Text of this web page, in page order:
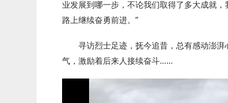
业发展到哪一步，不论我们取得了多大成就
路上继续奋勇前进。”
寻访烈士足迹，抚今追昔，总有感动澎
气，激励着后来人接续奋斗……